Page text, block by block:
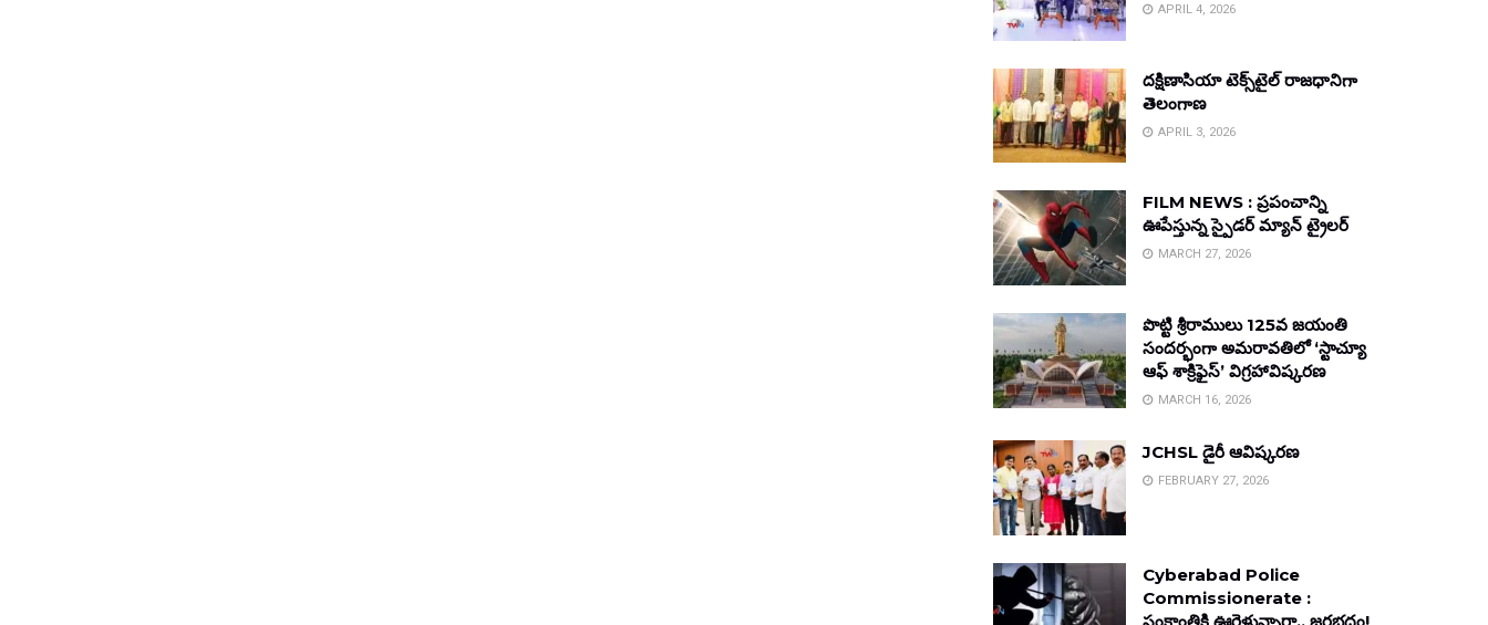
APRIL 4, 2026
దక్షిణాసియా టెక్స్‌టైల్ రాజధానిగా
తెలంగాణ
APRIL 3, 2026
FILM NEWS : ప్రపంచాన్ని
ఊపేస్తున్న స్పైడర్ మ్యాన్ ట్రైలర్
MARCH 27, 2026
పొట్టి శ్రీరాములు 125వ జయంతి
సందర్భంగా అమరావతిలో ‘స్టాచ్యూ
ఆఫ్ శాక్రిఫైస్’ విగ్రహావిష్కరణ
MARCH 16, 2026
JCHSL డైరీ ఆవిష్కరణ
FEBRUARY 27, 2026
Cyberabad Police
Commissionerate :